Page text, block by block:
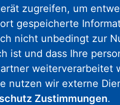
von
aus dem
„Lebendige
Synagoge Schlüchtern gesichert
zugreifen, um
gespeicherte
nicht unbedingt zur
ist und dass Ihre
weiterverarbeitet
nutzen wir externe
Zustimmungen.